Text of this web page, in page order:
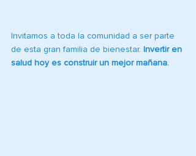
Invitamos a toda la comunidad a ser parte
de esta gran familia de bienestar. Invertir en
salud hoy es construir un mejor mañana.